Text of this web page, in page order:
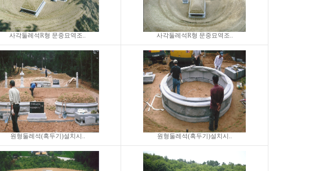
사각둘레석R형 문중묘역조.. 사각둘레석R형 문중묘역조..
원형둘레석(혹두기)설치시.. 원형둘레석(혹두기)설치시..